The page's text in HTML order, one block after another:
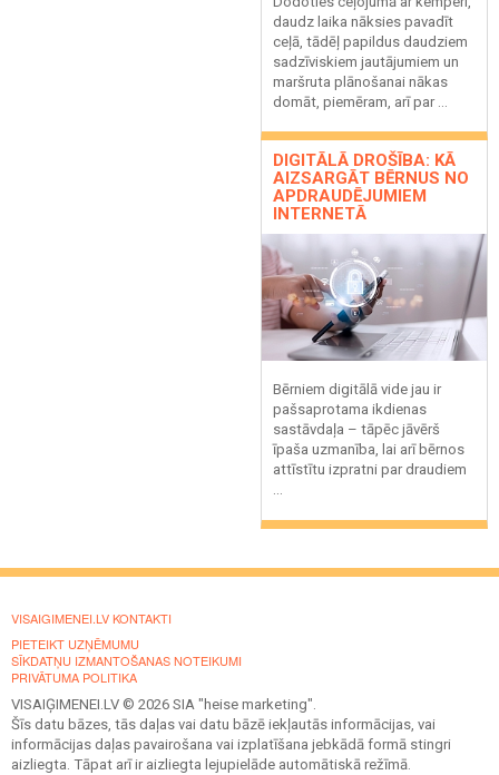
daudz laika nāksies pavadīt
ceļā, tādēļ papildus daudziem
sadzīviskiem jautājumiem un
maršruta plānošanai nākas
domāt, piemēram, arī par ...
DIGITĀLĀ DROŠĪBA: KĀ
AIZSARGĀT BĒRNUS NO
APDRAUDĒJUMIEM
INTERNETĀ
Bērniem digitālā vide jau ir
pašsaprotama ikdienas
sastāvdaļa – tāpēc jāvērš
īpaša uzmanība, lai arī bērnos
attīstītu izpratni par draudiem
...
VISAIGIMENEI.LV KONTAKTI
PIETEIKT UZŅĒMUMU
SĪKDATŅU IZMANTOŠANAS NOTEIKUMI
PRIVĀTUMA POLITIKA
VISAIĢIMENEI.LV © 2026 SIA "heise marketing".
Šīs datu bāzes, tās daļas vai datu bāzē iekļautās informācijas, vai
informācijas daļas pavairošana vai izplatīšana jebkādā formā stingri
aizliegta. Tāpat arī ir aizliegta lejupielāde automātiskā režīmā.